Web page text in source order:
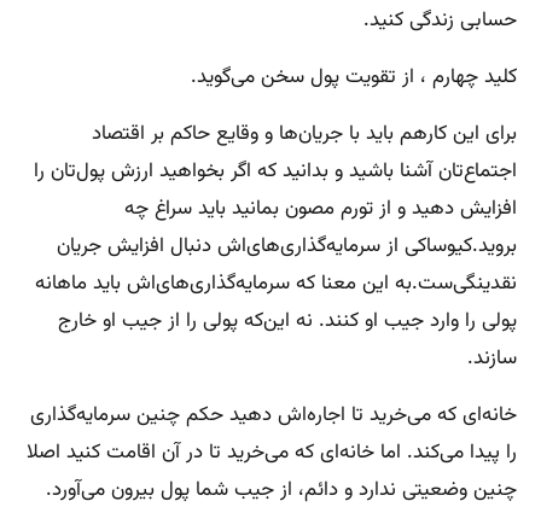
حسابی زندگی کنید.
کلید چهارم ، از تقویت پول سخن می‌گوید.
برای این کارهم باید با جریان‌ها و وقایع حاکم بر اقتصاد
اجتماع‌تان آشنا باشید و بدانید که اگر بخواهید ارزش پول‌تان را
افزایش دهید و از تورم مصون بمانید باید سراغ چه
بروید.کیوساکی از سرمایه‌گذاری‌های‌اش دنبال افزایش جریان
نقدینگی‌ست.به این معنا که سرمایه‌گذاری‌های‌اش باید ماهانه
پولی را وارد جیب او کنند. نه این‌که پولی را از جیب او خارج
سازند.
خانه‌ای که می‌خرید تا اجاره‌اش دهید حکم چنین سرمایه‌گذاری
را پیدا می‌کند. اما خانه‌ای که می‌خرید تا در آن اقامت کنید اصلا
چنین وضعیتی ندارد و دائم، از جیب شما پول بیرون می‌آورد.